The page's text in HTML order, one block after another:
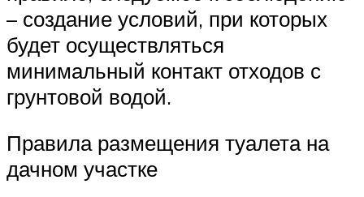
– создание условий, при которых
будет осуществляться
минимальный контакт отходов с
грунтовой водой.
Правила размещения туалета на
дачном участке